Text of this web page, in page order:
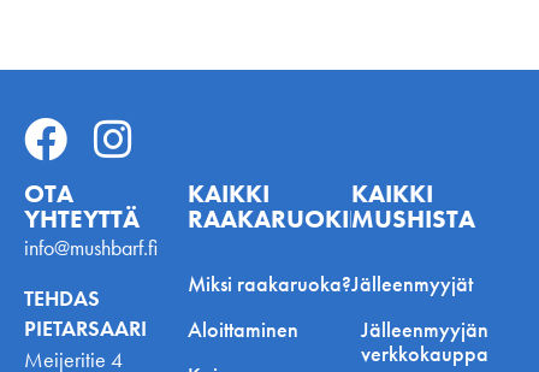
OTA
YHTEYTTÄ
info@mushbarf.fi
TEHDAS
PIETARSAARI
Meijeritie 4
KAIKKI
RAAKARUOKINNASTA
Miksi raakaruoka?
Aloittaminen
KAIKKI
MUSHISTA
Jälleenmyyjät
Jälleenmyyjän
verkkokauppa